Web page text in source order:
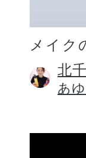
メイク
北
あ